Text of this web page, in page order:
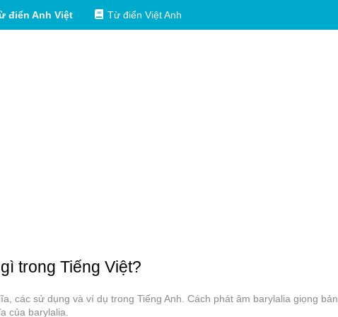
điển Anh Việt Từ điển Việt Anh
trong Tiếng Việt?
các sử dụng và ví dụ trong Tiếng Anh. Cách phát âm barylalia giọng bản
của barylalia.